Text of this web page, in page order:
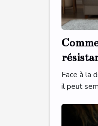
Face à la
il peut